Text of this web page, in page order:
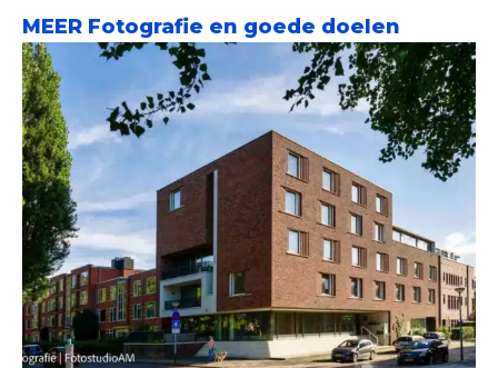
MEER Fotografie en goede doelen